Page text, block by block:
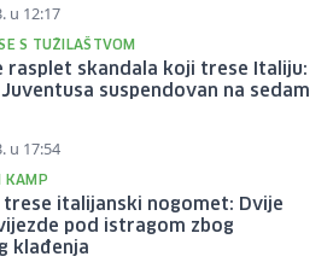
u 12:17
S TUŽILAŠTVOM
rasplet skandala koji trese Italiju:
suspendovan na sedam
u 17:54
KAMP
trese italijanski nogomet: Dvije
pod istragom zbog
klađenja